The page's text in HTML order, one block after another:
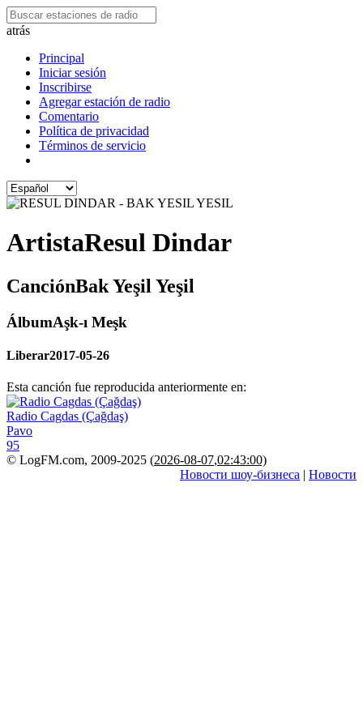
atrás
Principal
Iniciar sesión
Inscribirse
Agregar estación de radio
Comentario
Política de privacidad
Términos de servicio
ArtistaResul Dindar
CanciónBak Yeşil Yeşil
ÁlbumAşk-ı Meşk
Liberar2017-05-26
Esta canción fue reproducida anteriormente en:
Radio Cagdas (Çağdaş)
Pavo
95
© LogFM.com, 2009-2025 (2026-08-07,02:43:00)
Новости шоу-бизнеса | Новости